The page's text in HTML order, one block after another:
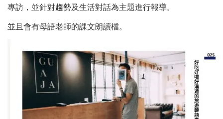
專訪，並針對趨勢及生活對話為主題進行報導。
並且會有母語老師的課文朗讀檔。